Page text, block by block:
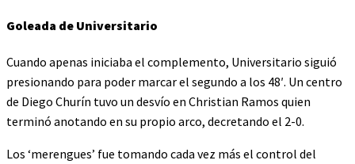
Goleada de Universitario
Cuando apenas iniciaba el complemento, Universitario siguió
presionando para poder marcar el segundo a los 48′. Un centro
de Diego Churín tuvo un desvío en Christian Ramos quien
terminó anotando en su propio arco, decretando el 2-0.
Los ‘merengues’ fue tomando cada vez más el control del